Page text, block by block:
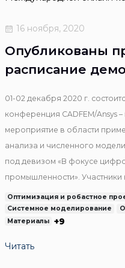
16 ноября, 2020
Опубликованы
расписание
конференции
01-02 декабря 2020 г.
конференция CADFEM/Ansys
мероприятие в области
анализа и численного
под девизом «В фокусе
промышленности».
актуальные знания о
увидят конкретные примеры
российских и
Оптимизация и робастное
Системное моделирование
Материалы
+9
Читать